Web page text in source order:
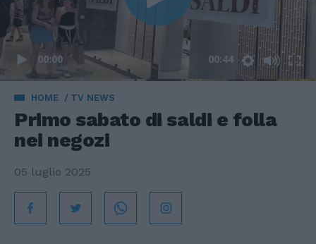
00:00 00:44
HOME TV NEWS
Primo sabato di saldi e folla
nei negozi
05 luglio 2025